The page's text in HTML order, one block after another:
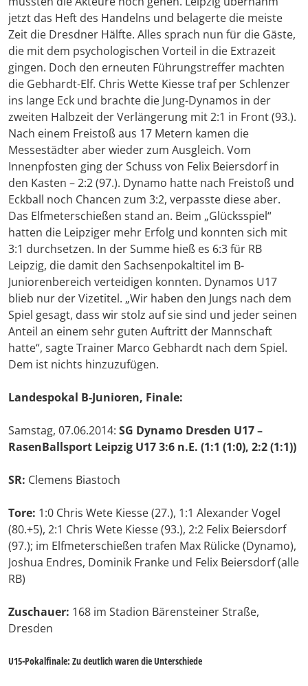
jetzt das Heft des Handelns und belagerte die meiste
Zeit die Dresdner Hälfte. Alles sprach nun für die Gäste,
die mit dem psychologischen Vorteil in die Extrazeit
gingen. Doch den erneuten Führungstreffer machten
die Gebhardt-Elf. Chris Wette Kiesse traf per Schlenzer
ins lange Eck und brachte die Jung-Dynamos in der
zweiten Halbzeit der Verlängerung mit 2:1 in Front (93.).
Nach einem Freistoß aus 17 Metern kamen die
Messestädter aber wieder zum Ausgleich. Vom
Innenpfosten ging der Schuss von Felix Beiersdorf in
den Kasten – 2:2 (97.). Dynamo hatte nach Freistoß und
Eckball noch Chancen zum 3:2, verpasste diese aber.
Das Elfmeterschießen stand an. Beim „Glücksspiel“
hatten die Leipziger mehr Erfolg und konnten sich mit
3:1 durchsetzen. In der Summe hieß es 6:3 für RB
Leipzig, die damit den Sachsenpokaltitel im B-
Juniorenbereich verteidigen konnten. Dynamos U17
blieb nur der Vizetitel. „Wir haben den Jungs nach dem
Spiel gesagt, dass wir stolz auf sie sind und jeder seinen
Anteil an einem sehr guten Auftritt der Mannschaft
hatte“, sagte Trainer Marco Gebhardt nach dem Spiel.
Dem ist nichts hinzuzufügen.
Landespokal B-Junioren, Finale:
Samstag, 07.06.2014: SG Dynamo Dresden U17 –
RasenBallsport Leipzig U17 3:6 n.E. (1:1 (1:0), 2:2 (1:1))
SR: Clemens Biastoch
Tore: 1:0 Chris Wete Kiesse (27.), 1:1 Alexander Vogel
(80.+5), 2:1 Chris Wete Kiesse (93.), 2:2 Felix Beiersdorf
(97.); im Elfmeterschießen trafen Max Rülicke (Dynamo),
Joshua Endres, Dominik Franke und Felix Beiersdorf (alle
RB)
Zuschauer: 168 im Stadion Bärensteiner Straße,
Dresden
U15-Pokalfinale: Zu deutlich waren die Unterschiede